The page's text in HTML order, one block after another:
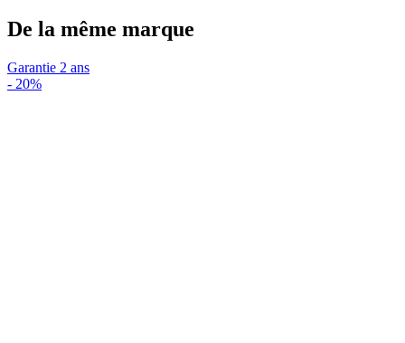
De la même marque
Garantie 2 ans
- 20%